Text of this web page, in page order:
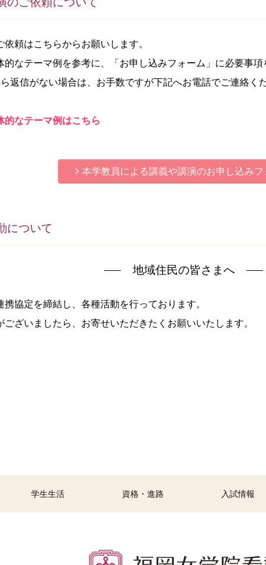
頼はこちらからお願いします。
なテーマ例を参考に、「 お申し込みフォーム」に必要事項
返信がない場合は、 お手数ですが下記へお電話でご連絡く
的なテーマ例はこちら
本学教員による講義や講演のお申し込みフ
について
地域住民の皆さまへ
協定を締結し、各種活動を行っております。
ざいましたら、お寄せいただきたくお願いいたします。
学生生活 資格・進路 入試情報